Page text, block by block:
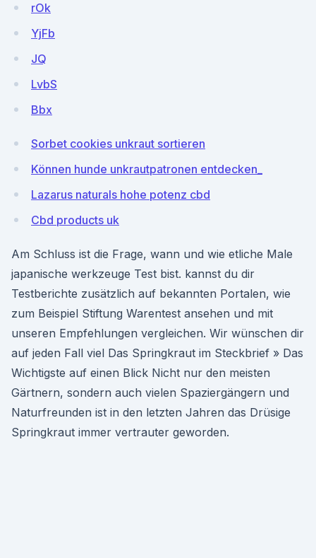
rOk
YjFb
JQ
LvbS
Bbx
Sorbet cookies unkraut sortieren
Können hunde unkrautpatronen entdecken_
Lazarus naturals hohe potenz cbd
Cbd products uk
Am Schluss ist die Frage, wann und wie etliche Male
japanische werkzeuge Test bist. kannst du dir
Testberichte zusätzlich auf bekannten Portalen, wie
zum Beispiel Stiftung Warentest ansehen und mit
unseren Empfehlungen vergleichen. Wir wünschen dir
auf jeden Fall viel Das Springkraut im Steckbrief » Das
Wichtigste auf einen Blick Nicht nur den meisten
Gärtnern, sondern auch vielen Spaziergängern und
Naturfreunden ist in den letzten Jahren das Drüsige
Springkraut immer vertrauter geworden.